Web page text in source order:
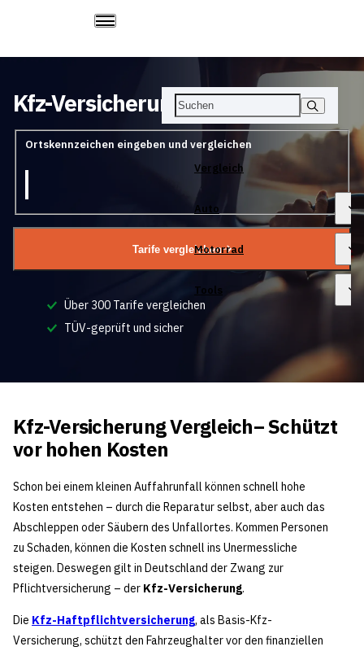
Vergleich
Auto
Motorrad
Tools
Kfz-Versicherungs­vergleich
Ortskennzeichen eingeben und vergleichen
Tarife vergleichen
Über 300 Tarife vergleichen
TÜV-geprüft und sicher
Kfz-Versicherung Vergleich– Schützt
vor hohen Kosten
Schon bei einem kleinen Auffahrunfall können schnell hohe
Kosten entstehen – durch die Reparatur selbst, aber auch das
Abschleppen oder Säubern des Unfallortes. Kommen Personen
zu Schaden, können die Kosten schnell ins Unermessliche
steigen. Deswegen gilt in Deutschland der Zwang zur
Pflichtversicherung – der Kfz-Versicherung.
Die Kfz-Haftpflichtversicherung, als Basis-Kfz-
Versicherung, schützt den Fahrzeughalter vor den finanziellen